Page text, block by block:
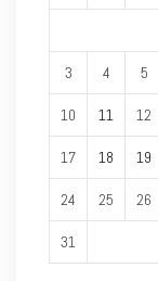
3 4 5
10 11 12
17 18 19
24 25 26
31